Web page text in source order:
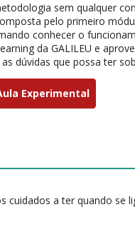
sem qualquer
pelo primeiro
conhecer o
da GALILEU e
dúvidas que possa ter
Experimental
cuidados a ter quando se